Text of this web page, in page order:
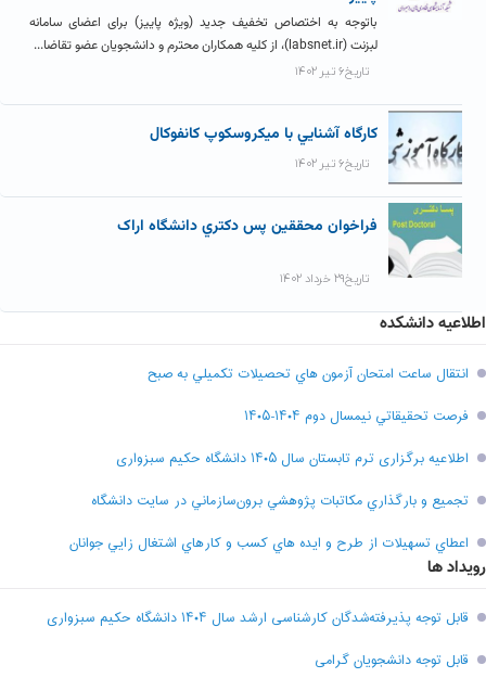
باتوجه به اختصاص تخفیف جدید (ویژه پاییز) برای اعضای سامانه
لبزنت (labsnet.ir)، از کلیه همکاران محترم و دانشجویان عضو تقاضا...
تاریخ۶ تیر ۱۴۰۲
کارگاه آشنايي با ميکروسکوپ کانفوکال
تاریخ۶ تیر ۱۴۰۲
فراخوان محققين پس دکتري دانشگاه اراک
تاریخ۲۹ خرداد ۱۴۰۲
اطلاعیه دانشکده
انتقال ساعت امتحان آزمون هاي تحصيلات تکميلي به صبح
فرصت تحقيقاتي نیمسال دوم ۱۴۰۴-۱۴۰۵
اطلاعیه برگزاری ترم تابستان سال ۱۴۰۵ دانشگاه حکیم سبزواری
تجميع و بارگذاري مکاتبات پژوهشي برون‌سازماني در سايت دانشگاه
اعطاي تسهيلات از طرح و ايده هاي کسب و کارهاي اشتغال زايي جوانان
رویداد ها
قابل توجه پذیرفته‌شدگان کارشناسی ارشد سال ۱۴۰۴ دانشگاه حکیم سبزواری
قابل توجه دانشجویان گرامی